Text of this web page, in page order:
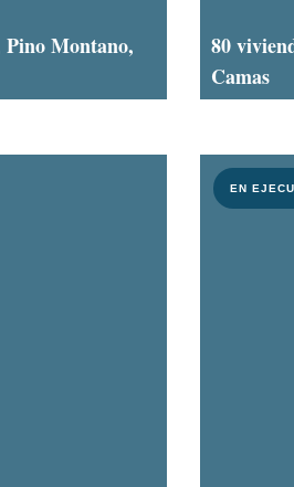
Pino Montano,
80
Camas
EN